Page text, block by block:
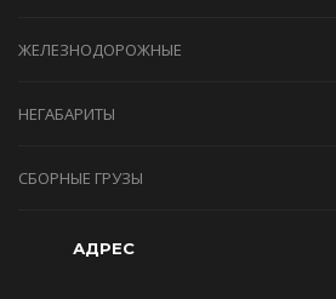
ЖЕЛЕЗНОДОРОЖНЫЕ
НЕГАБАРИТЫ
СБОРНЫЕ ГРУЗЫ
АДРЕС